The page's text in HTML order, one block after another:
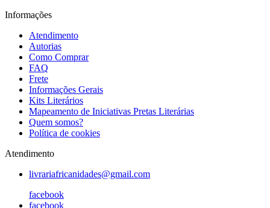
Informações
Atendimento
Autorias
Como Comprar
FAQ
Frete
Informações Gerais
Kits Literários
Mapeamento de Iniciativas Pretas Literárias
Quem somos?
Política de cookies
Atendimento
livrariafricanidades@gmail.com
facebook
facebook